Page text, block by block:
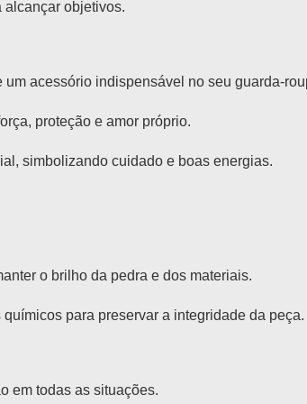
alcançar objetivos.
acessório indispensável no seu guarda-
proteção e amor próprio.
simbolizando cuidado e boas energias.
o brilho da pedra e dos materiais.
para preservar a integridade da peça.
em todas as situações.